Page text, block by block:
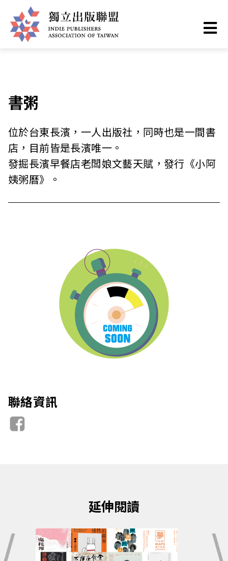
至
主
立
出
版
聯
您
裡
首頁 ❯ 聯盟成員
書粥
位於台東長濱，一人出版社，同時也是一間書
店，目前皆是長濱唯一。
發掘長濱早餐店老闆娘文藝天賦，發行《小阿
姨粥曆》。
聯絡資訊
延伸閱讀